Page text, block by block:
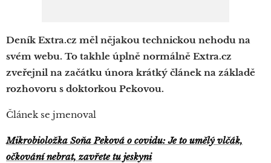
Deník Extra.cz měl nějakou technickou nehodu na
svém webu. To takhle úplně normálně Extra.cz
zveřejnil na začátku února krátký článek na základě
rozhovoru s doktorkou Pekovou.
Článek se jmenoval
Mikrobioložka Soňa Peková o covidu: Je to umělý vlčák,
očkování nebrat, zavřete tu jeskyni